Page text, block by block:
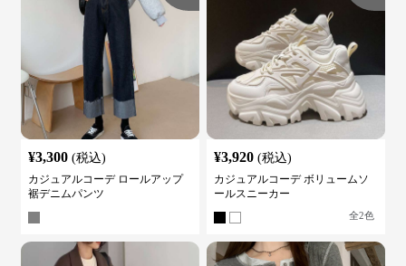
¥3,300 (税込)
カジュアルコーデ ロールアップ
裾デニムパンツ
¥3,920 (税込)
カジュアルコーデ ボリュームソ
ールスニーカー
全2色